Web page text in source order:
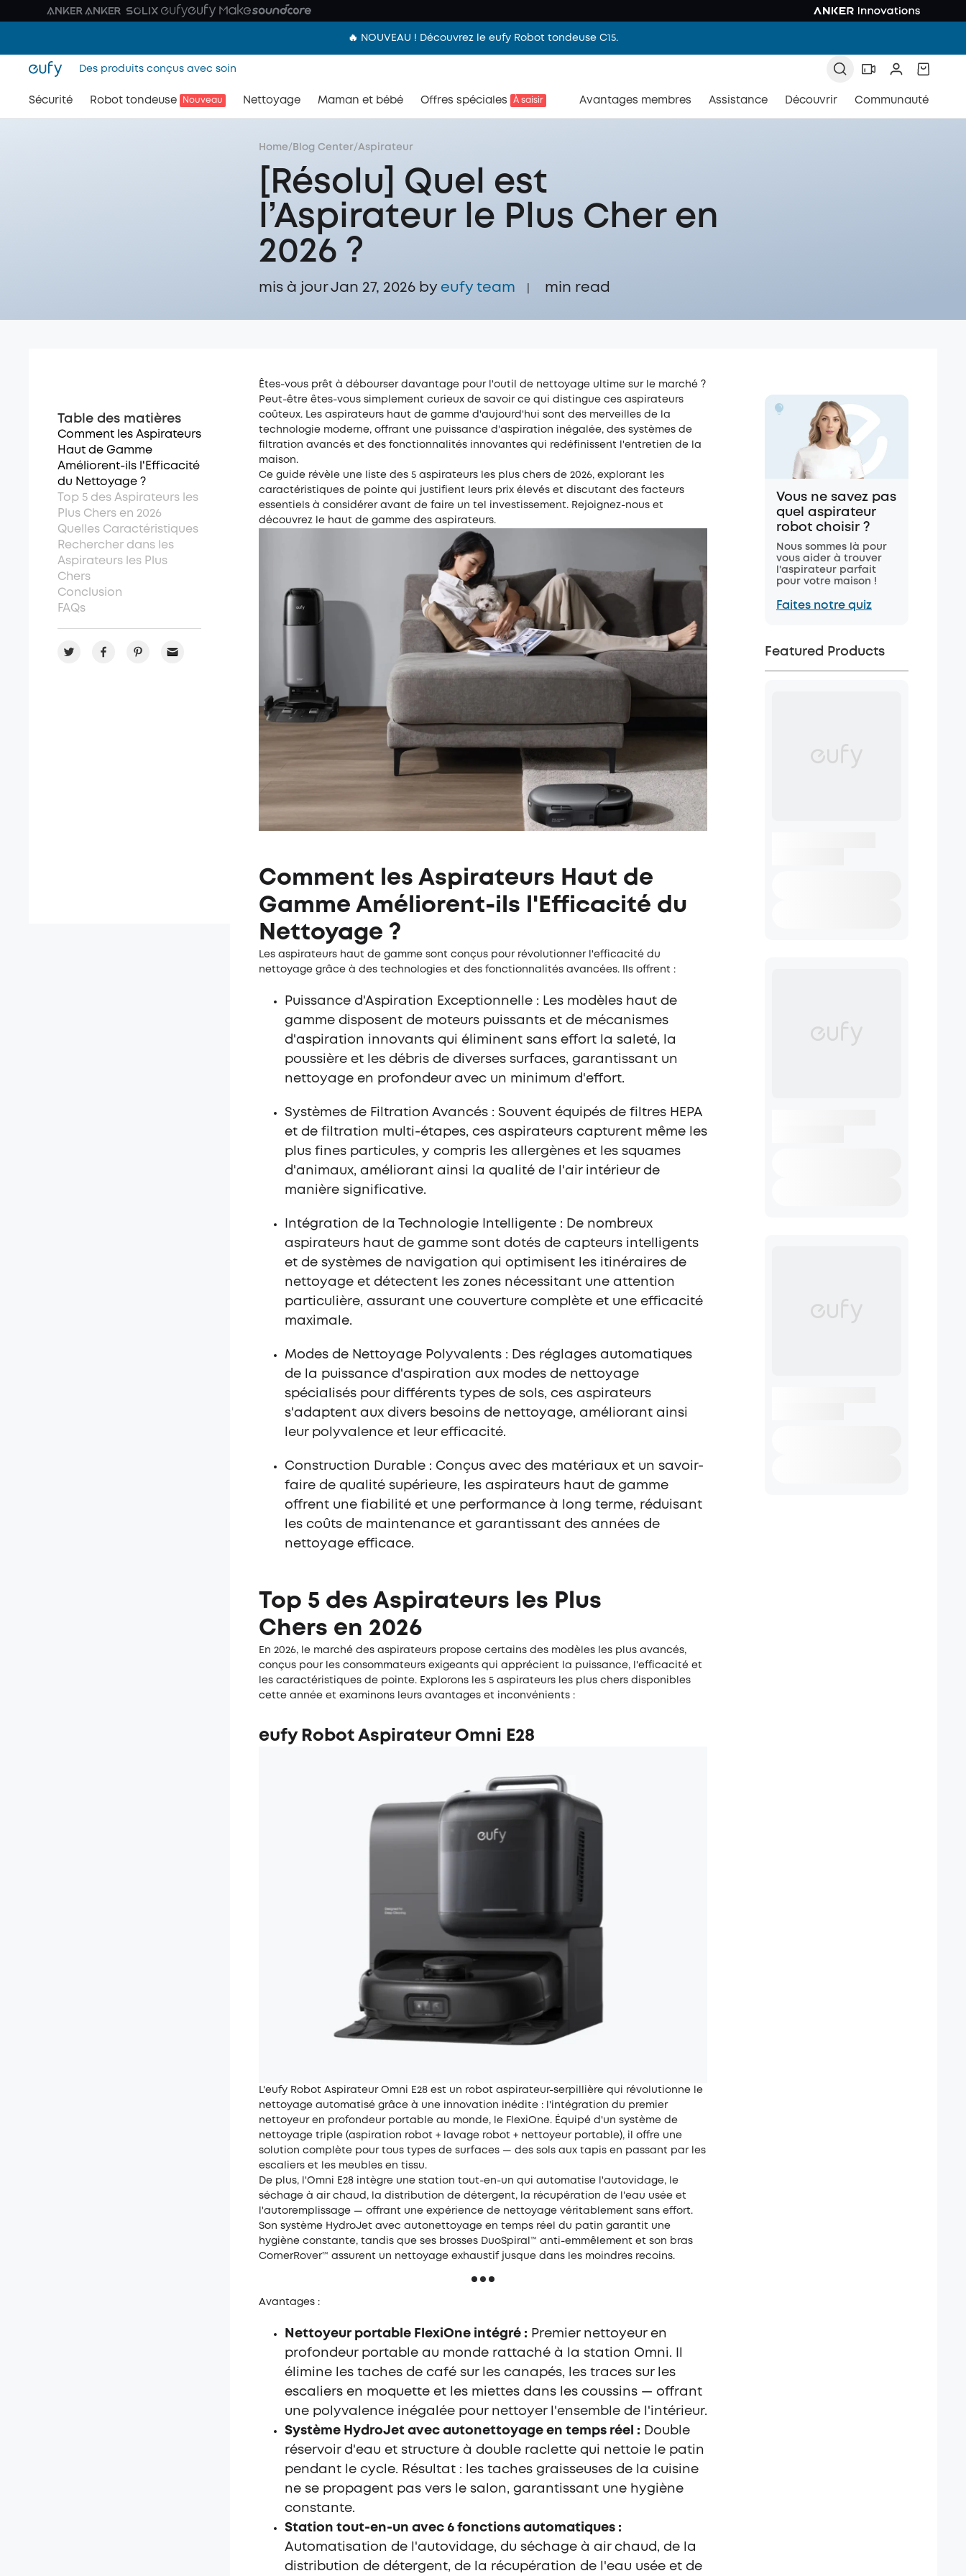
🔥 NOUVEAU ! Découvrez le eufy Robot tondeuse C15.
Des produits conçus avec soin
Sécurité Robot tondeuse Nouveau Nettoyage Maman et bébé Offres spéciales À saisir Avantages membres Assistance Découvrir Communauté
Home/ Blog Center/Aspirateur
[Résolu] Quel est
l’Aspirateur le Plus Cher en
2026 ?
mis à jour Jan 27, 2026 by eufy team min read
Êtes-vous prêt à débourser davantage pour l'outil de nettoyage ultime sur le marché ?
Peut-être êtes-vous simplement curieux de savoir ce qui distingue ces aspirateurs
coûteux. Les aspirateurs haut de gamme d'aujourd'hui sont des merveilles de la
technologie moderne, offrant une puissance d'aspiration inégalée, des systèmes de
filtration avancés et des fonctionnalités innovantes qui redéfinissent l'entretien de la
maison.
Ce guide révèle une liste des 5 aspirateurs les plus chers de 2026, explorant les
caractéristiques de pointe qui justifient leurs prix élevés et discutant des facteurs
essentiels à considérer avant de faire un tel investissement. Rejoignez-nous et
découvrez le haut de gamme des aspirateurs.
Comment les Aspirateurs Haut de
Gamme Améliorent-ils l'Efficacité du
Nettoyage ?
Les aspirateurs haut de gamme sont conçus pour révolutionner l'efficacité du
nettoyage grâce à des technologies et des fonctionnalités avancées. Ils offrent :
Puissance d'Aspiration Exceptionnelle : Les modèles haut de
gamme disposent de moteurs puissants et de mécanismes
d'aspiration innovants qui éliminent sans effort la saleté, la
poussière et les débris de diverses surfaces, garantissant un
nettoyage en profondeur avec un minimum d'effort.
Systèmes de Filtration Avancés : Souvent équipés de filtres HEPA
et de filtration multi-étapes, ces aspirateurs capturent même les
plus fines particules, y compris les allergènes et les squames
d'animaux, améliorant ainsi la qualité de l'air intérieur de
manière significative.
Intégration de la Technologie Intelligente : De nombreux
aspirateurs haut de gamme sont dotés de capteurs intelligents
et de systèmes de navigation qui optimisent les itinéraires de
nettoyage et détectent les zones nécessitant une attention
particulière, assurant une couverture complète et une efficacité
maximale.
Modes de Nettoyage Polyvalents : Des réglages automatiques
de la puissance d'aspiration aux modes de nettoyage
spécialisés pour différents types de sols, ces aspirateurs
s'adaptent aux divers besoins de nettoyage, améliorant ainsi
leur polyvalence et leur efficacité.
Construction Durable : Conçus avec des matériaux et un savoir-
faire de qualité supérieure, les aspirateurs haut de gamme
offrent une fiabilité et une performance à long terme, réduisant
les coûts de maintenance et garantissant des années de
nettoyage efficace.
Top 5 des Aspirateurs les Plus
Chers en 2026
En 2026, le marché des aspirateurs propose certains des modèles les plus avancés,
conçus pour les consommateurs exigeants qui apprécient la puissance, l'efficacité et
les caractéristiques de pointe. Explorons les 5 aspirateurs les plus chers disponibles
cette année et examinons leurs avantages et inconvénients :
eufy Robot Aspirateur Omni E28
L'eufy Robot Aspirateur Omni E28 est un robot aspirateur-serpillière qui révolutionne le
nettoyage automatisé grâce à une innovation inédite : l'intégration du premier
nettoyeur en profondeur portable au monde, le FlexiOne. Équipé d'un système de
nettoyage triple (aspiration robot + lavage robot + nettoyeur portable), il offre une
solution complète pour tous types de surfaces — des sols aux tapis en passant par les
escaliers et les meubles en tissu.
De plus, l'Omni E28 intègre une station tout-en-un qui automatise l'autovidage, le
séchage à air chaud, la distribution de détergent, la récupération de l'eau usée et
l'autoremplissage — offrant une expérience de nettoyage véritablement sans effort.
Son système HydroJet avec autonettoyage en temps réel du patin garantit une
hygiène constante, tandis que ses brosses DuoSpiral™ anti-emmêlement et son bras
CornerRover™ assurent un nettoyage exhaustif jusque dans les moindres recoins.
Avantages :
Nettoyeur portable FlexiOne intégré : Premier nettoyeur en
profondeur portable au monde rattaché à la station Omni. Il
élimine les taches de café sur les canapés, les traces sur les
escaliers en moquette et les miettes dans les coussins — offrant
une polyvalence inégalée pour nettoyer l'ensemble de l'intérieur.
Système HydroJet avec autonettoyage en temps réel : Double
réservoir d'eau et structure à double raclette qui nettoie le patin
pendant le cycle. Résultat : les taches graisseuses de la cuisine
ne se propagent pas vers le salon, garantissant une hygiène
constante.
Station tout-en-un avec 6 fonctions automatiques :
Automatisation de l'autovidage, du séchage à air chaud, de la
distribution de détergent, de la récupération de l'eau usée et de
Table des matières
Comment les Aspirateurs
Haut de Gamme
Améliorent-ils l'Efficacité
du Nettoyage ?
Top 5 des Aspirateurs les
Plus Chers en 2026
Quelles Caractéristiques
Rechercher dans les
Aspirateurs les Plus
Chers
Conclusion
FAQs
Vous ne savez pas
quel aspirateur
robot choisir ?
Nous sommes là pour
vous aider à trouver
l'aspirateur parfait
pour votre maison !
Faites notre quiz
Featured Products